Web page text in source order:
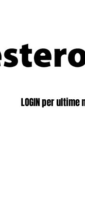
LOGIN per ultime